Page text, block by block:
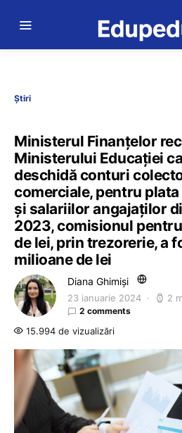
Știri
Ministerul Finanțelor
Ministerului Educației
deschidă conturi
comerciale, pentru
și salariilor angajaților
2023, comisionul
de lei, prin trezorerie, a
milioane de lei
Diana Ghimiși
23 ianuarie 2024 2
2 comments
15.994 de vizualizări